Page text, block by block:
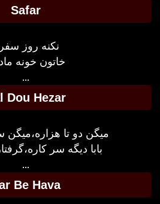
Safar
نکنه روز
خاتون خونه
...
Dou Hezar
میگن دو تا هزاره،میگن
بابا دیگه سر
...
Be Hava